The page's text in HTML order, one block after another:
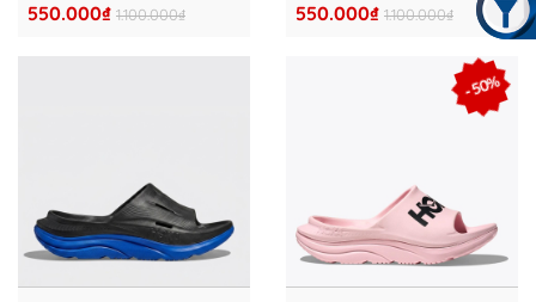
550.000₫ 1.100.000₫ 550.000₫ 1.100.000₫
- 50%